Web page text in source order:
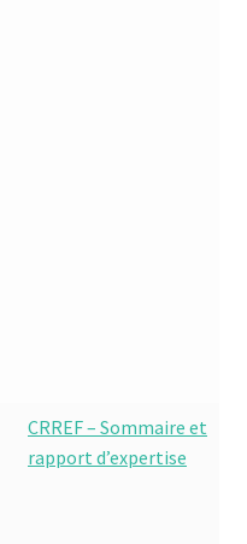
CRREF – Sommaire et
rapport d’expertise